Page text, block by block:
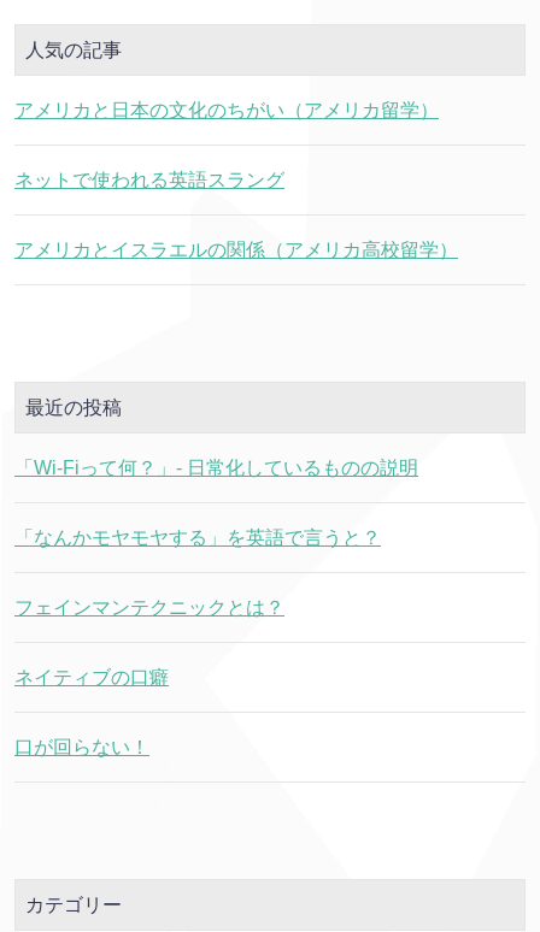
人気の記事
アメリカと日本の文化のちがい（アメリカ留学）
ネットで使われる英語スラング
アメリカとイスラエルの関係（アメリカ高校留学）
最近の投稿
「Wi-Fiって何？」- 日常化しているものの説明
「なんかモヤモヤする」を英語で言うと？
フェインマンテクニックとは？
ネイティブの口癖
口が回らない！
カテゴリー